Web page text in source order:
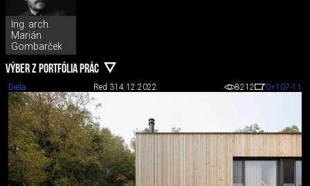
Ing. arch.
Marián
Gombarček
VÝBER Z PORTFÓLIA PRÁC
Diela Red 314.12.2022 8212 0+107-11